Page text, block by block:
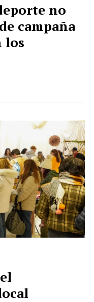
no
campaña
los